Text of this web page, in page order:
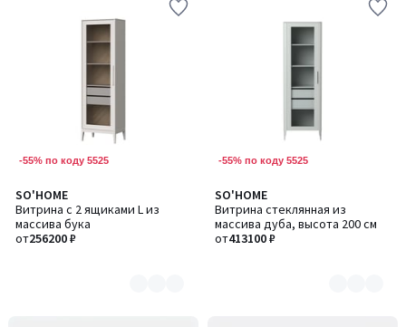
-55% по коду 5525
SO'HOME
Витрина с 2 ящиками L из
массива бука
от256200 ₽
Количество
цветов:
2
-55% по коду 5525
SO'HOME
Витрина стеклянная из
массива дуба, высота 200 см
от413100 ₽
Количество
цветов:
7